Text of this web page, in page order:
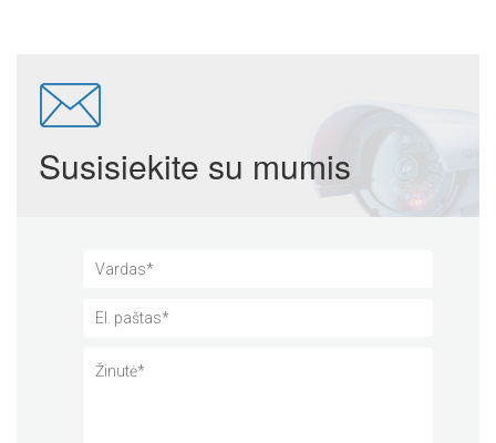
Susisiekite su mumis